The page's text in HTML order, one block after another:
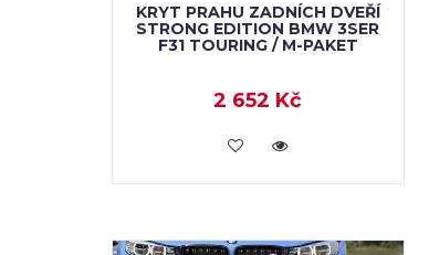
KRYT PRAHU ZADNÍCH DVEŘÍ
STRONG EDITION BMW 3SER
F31 TOURING / M-PAKET
2 652 Kč
KOUPIT